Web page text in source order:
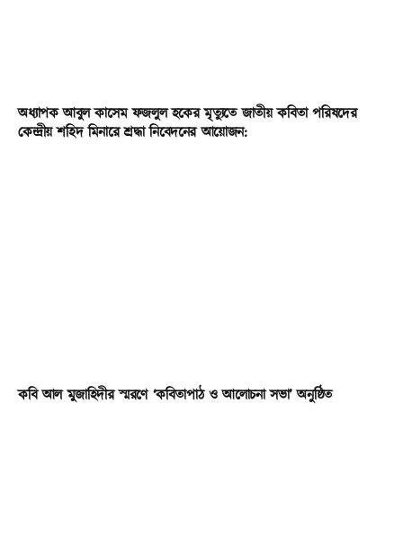
অধ্যাপক আবুল কাসেম ফজলুল হকের মৃত্যুতে জাতীয় কবিতা পরিষদের
কেন্দ্রীয় শহিদ মিনারে শ্রদ্ধা নিবেদনের আয়োজন:
কবি আল মুজাহিদীর স্মরণে ‘কবিতাপাঠ ও আলোচনা সভা’ অনুষ্ঠিত